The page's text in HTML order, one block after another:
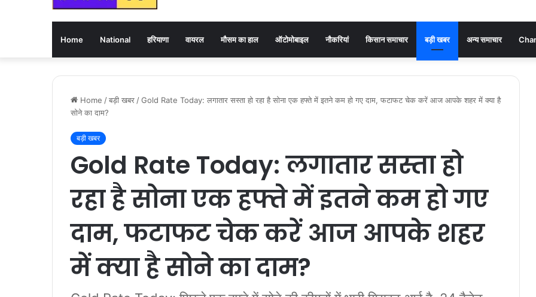
Home National हरियाणा वायरल मौसम का हाल ऑटोमोबाइल नौकरियां किसान समाचार बड़ी खबर अन्य समाचार
Home /बड़ी खबर /Gold Rate Today: लगातार सस्ता हो रहा है सोना एक हफ्ते में इतने कम हो गए दाम, फटाफट चेक करें आज आपके शहर में क्या है
सोने का दाम?
बड़ी खबर
Gold Rate Today: लगातार सस्ता हो
रहा है सोना एक हफ्ते में इतने कम हो गए
दाम, फटाफट चेक करें आज आपके शहर
में क्या है सोने का दाम?